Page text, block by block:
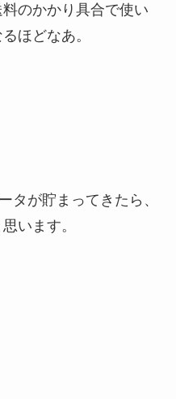
のかかり具合で使い
ほどなあ。
タが貯まってきたら、
います。